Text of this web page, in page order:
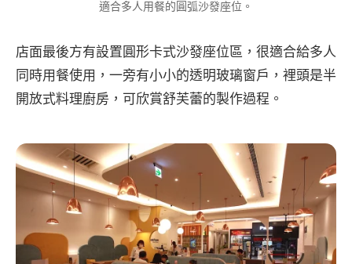
適合多人用餐的圓弧沙發座位。
店面最後方有設置圓形卡式沙發座位區，很適合給多人
同時用餐使用，一旁有小小的透明玻璃窗戶，裡頭是半
開放式料理廚房，可欣賞舒芙蕾的製作過程。